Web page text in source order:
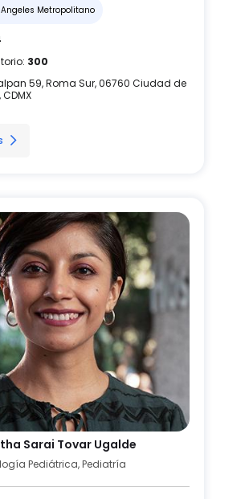
Metropolitano
300
59, Roma Sur, 06760 Ciudad de
Sarai Tovar Ugalde
Pediátrica, Pediatría